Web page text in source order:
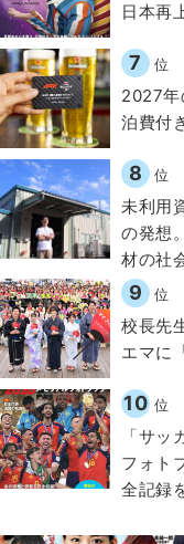
日本再
7 位
2027年
泊費付
8 位
未利用
の発想
材の社
9 位
校長先
エマに
10 位
「サ
フォト
全記録